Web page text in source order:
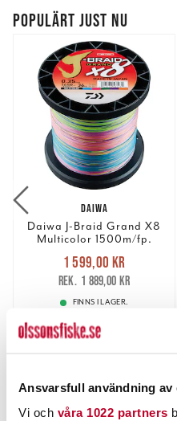
Ansvarsfull användning
Vi och våra 1022 partners
POPULÄRT JUST NU
DAIWA
Daiwa J-Braid Grand X8
Multicolor 1500m/fp.
Nuvarande pris
1 599,00 krTidigare pris
1 889,00 kr
1 599,00 kr
1 889,00 kr
FINNS I LAGER.
LÄS MER
ANDRA TITTADE OCKSÅ PÅ